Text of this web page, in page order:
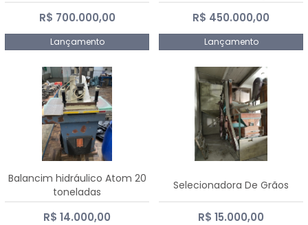
R$ 700.000,00
Lançamento
R$ 450.000,00
Lançamento
Balancim hidráulico Atom 20
toneladas
R$ 14.000,00
Selecionadora De Grãos
R$ 15.000,00